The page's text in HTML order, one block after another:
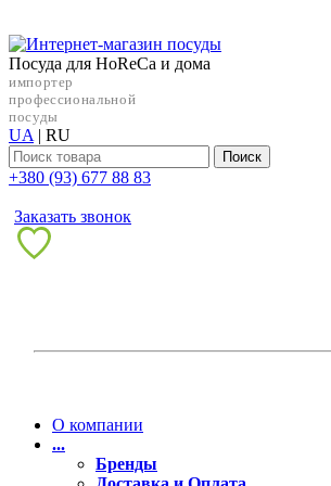
Посуда для HoReCa и дома
импортер
профессиональной
посуды
UA | RU
Поиск
+38‎0 (93) 677 88 83
Заказать звонок
О компании
...
Бренды